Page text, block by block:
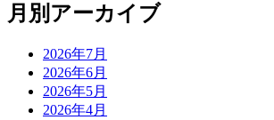
月別アーカイブ
2026年7月
2026年6月
2026年5月
2026年4月